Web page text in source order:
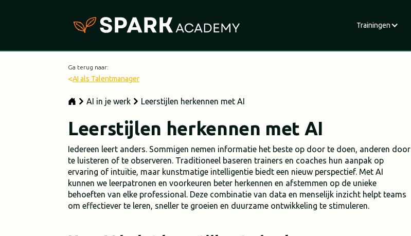
Trainingen
Ga terug naar:
<AI als Talentmanager
AI in je werk Leerstijlen herkennen met AI
Leerstijlen herkennen met AI
Iedereen leert anders. Sommigen nemen informatie het beste op door te doen, anderen door
te luisteren of te observeren. Traditioneel baseren trainers en coaches hun aanpak op
ervaring of intuïtie, maar kunstmatige intelligentie biedt een nieuw perspectief. Met AI
kunnen we leerpatronen en voorkeuren beter herkennen en afstemmen op de unieke
behoeften van elke professional. Deze combinatie van data en menselijk inzicht helpt teams
om effectiever te leren, sneller te groeien en duurzame ontwikkeling te stimuleren.